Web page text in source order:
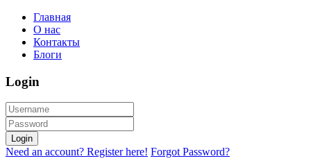
Главная
О нас
Контакты
Блоги
Login
Login
Need an account? Register here! Forgot Password?